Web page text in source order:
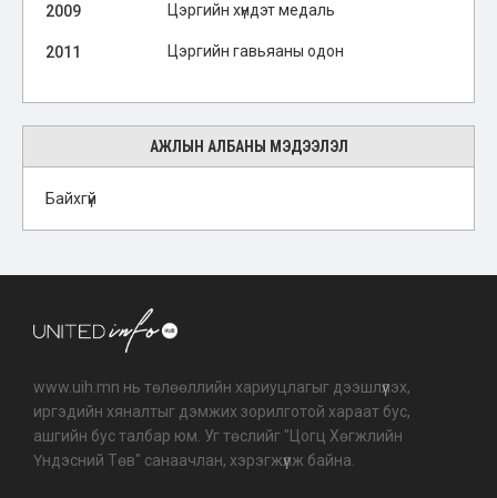
2009 Цэргийн хүндэт медаль
2011 Цэргийн гавьяаны одон
АЖЛЫН АЛБАНЫ МЭДЭЭЛЭЛ
Байхгүй
www.uih.mn нь төлөөллийн хариуцлагыг дээшлүүлэх,
иргэдийн хяналтыг дэмжих зорилготой хараат бус,
ашгийн бус талбар юм. Уг төслийг "Цогц Хөгжлийн
Үндэсний Төв" санаачлан, хэрэгжүүлж байна.